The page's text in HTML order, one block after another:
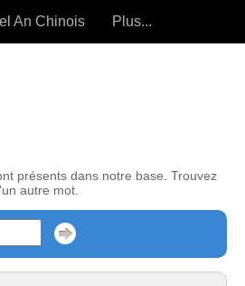
An Chinois Plus...
présents dans notre base. Trouvez
autre mot.